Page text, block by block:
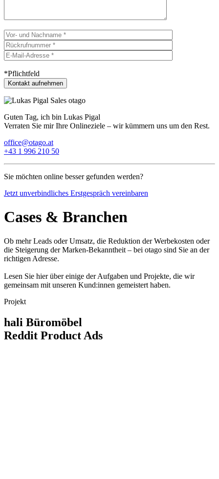
*Pflichtfeld
Guten Tag, ich bin Lukas Pigal
Verraten Sie mir Ihre Onlineziele – wir kümmern uns um den Rest.
office@otago.at
+43 1 996 210 50
Sie möchten online besser gefunden werden?
Jetzt unverbindliches Erstgespräch vereinbaren
Cases & Branchen
Ob mehr Leads oder Umsatz, die Reduktion der Werbekosten oder
die Steigerung der Marken-Bekanntheit – bei otago sind Sie an der
richtigen Adresse.
Lesen Sie hier über einige der Aufgaben und Projekte, die wir
gemeinsam mit unseren Kund:innen gemeistert haben.
Projekt
hali Büromöbel
Reddit Product Ads